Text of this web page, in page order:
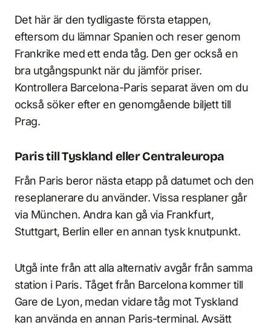
Det här är den tydligaste första etappen,
eftersom du lämnar Spanien och reser genom
Frankrike med ett enda tåg. Den ger också en
bra utgångspunkt när du jämför priser.
Kontrollera Barcelona-Paris separat även om du
också söker efter en genomgående biljett till
Prag.
Paris till Tyskland eller Centraleuropa
Från Paris beror nästa etapp på datumet och den
reseplanerare du använder. Vissa resplaner går
via München. Andra kan gå via Frankfurt,
Stuttgart, Berlin eller en annan tysk knutpunkt.
Utgå inte från att alla alternativ avgår från samma
station i Paris. Tåget från Barcelona kommer till
Gare de Lyon, medan vidare tåg mot Tyskland
kan använda en annan Paris-terminal. Avsätt